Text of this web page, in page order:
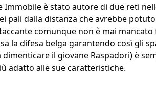
è stato autore di due reti
pali dalla distanza che avrebbe
comunque non è mai
la difesa belga garantendo così gli
dimenticare il giovane Raspadori) è
adatto alle sue caratteristiche.